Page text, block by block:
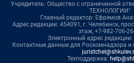
Учредитель: Общество с ограниченной
ТЕХНОЛОГИИ"
Главный редактор: Ефремов
Адрес редакции: 454091, г. Челябинск,
этаж, +7-982-706-
Электронный адрес редакции:
Контактные данные для Роскомнадзора и
Техподдержка: